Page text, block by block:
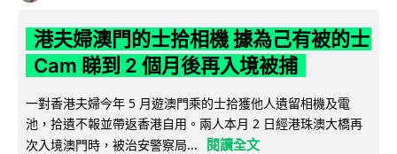
港夫婦澳門的士拾相機 據為己有被的士
Cam 睇到 2 個月後再入境被捕
一對香港夫婦今年 5 月遊澳門乘的士拾獲他人遺留相機及電
池，拾遺不報並帶返香港自用。兩人本月 2 日經港珠澳大橋再
次入境澳門時，被治安警察局...
閱讀全文